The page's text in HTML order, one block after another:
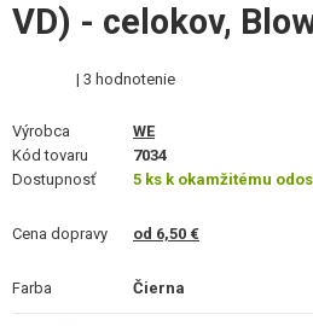
VYSIELAČKY, HEADSETY, KAMERY
DOPLNKY K ZBRANIAM, POPRUHY
NÁHRADNÉ DIELY ZBRANÍ, UPGRADE
SERVIS A ÚDRŽBA ZBRANÍ
SEBAOBRANA, VÝCVIK, NOŽE
TERČE, STRELNICE
VD) - celokov,
| 3 hodnotenie
Výrobca
WE
Kód tovaru
7034
Dostupnosť
5 ks k okamžitému
Cena dopravy od 6,50 €
Farba Čierna